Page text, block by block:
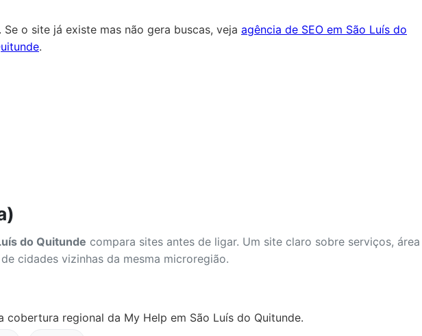
o site já existe mas não gera buscas, veja agência de SEO em São Luís do
.
do Quitunde compara sites antes de ligar. Um site claro sobre serviços, área
cidades vizinhas da mesma microregião.
regional da My Help em São Luís do Quitunde.